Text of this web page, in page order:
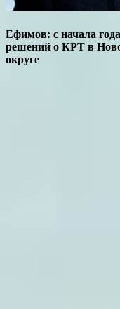
Ефимов: с начала
решений о КРТ в
округе